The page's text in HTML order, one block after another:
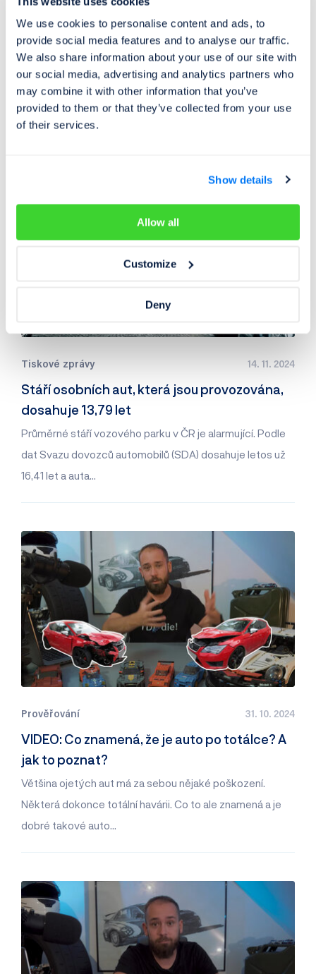
We use cookies to personalise content and ads, to
provide social media features and to analyse our traffic.
We also share information about your use of our site with
our social media, advertising and analytics partners who
may combine it with other information that you’ve
provided to them or that they’ve collected from your use
of their services.
Show details
Allow all
Customize
Deny
Kontrolatachometru.cz vs Cebia - Co je
lepší?
Stačí při nákupu vozidla zkontrolovat informace
dostupné zdarma, nebo se vyplatí zaplatit detailní
report?
Tiskové zprávy 14. 11. 2024
Stáří osobních aut, která jsou provozována,
dosahuje 13,79 let
Průměrné stáří vozového parku v ČR je alarmující. Podle
dat Svazu dovozců automobilů (SDA) dosahuje letos už
16,41 let a auta…
Prověřování 31. 10. 2024
VIDEO: Co znamená, že je auto po totálce? A
jak to poznat?
Většina ojetých aut má za sebou nějaké poškození.
Některá dokonce totální havárii. Co to ale znamená a je
dobré takové auto…